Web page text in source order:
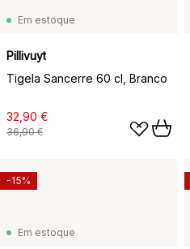
Em estoque
Pillivuyt
Tigela Sancerre 60 cl, Branco
32,90 €
36,90 €
Em estoque
-15%